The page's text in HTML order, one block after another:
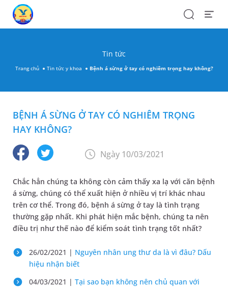
SearchOpen
Tin tức
Trang chủ Tin tức y khoa Bệnh á sừng ở tay có nghiêm trọng hay không?
BỆNH Á SỪNG Ở TAY CÓ NGHIÊM TRỌNG
HAY KHÔNG?
Ngày 10/03/2021
Chắc hẳn chúng ta không còn cảm thấy xa lạ với căn bệnh
á sừng, chúng có thể xuất hiện ở nhiều vị trí khác nhau
trên cơ thể. Trong đó, bệnh á sừng ở tay là tình trạng
thường gặp nhất. Khi phát hiện mắc bệnh, chúng ta nên
điều trị như thế nào để kiểm soát tình trạng tốt nhất?
26/02/2021 | Nguyên nhân ung thư da là vì đâu? Dấu
hiệu nhận biết
04/03/2021 | Tại sao bạn không nên chủ quan với